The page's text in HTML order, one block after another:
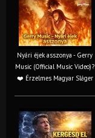
Nyári éjek asszonya - Gerry
Music (Official Music Video)?
❤️ Érzelmes Magyar Sláger